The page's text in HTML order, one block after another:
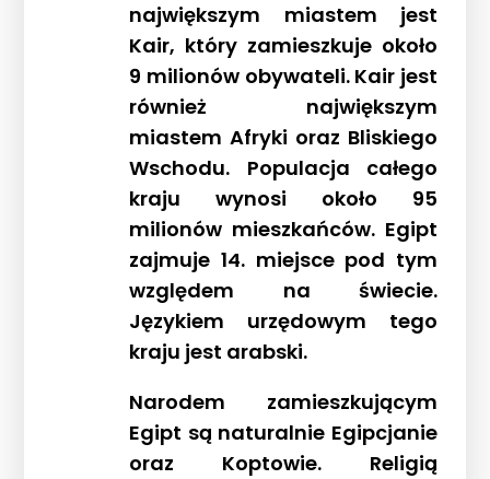
największym miastem jest
Kair, który zamieszkuje około
9 milionów obywateli. Kair jest
również największym
miastem Afryki oraz Bliskiego
Wschodu. Populacja całego
kraju wynosi około 95
milionów mieszkańców. Egipt
zajmuje 14. miejsce pod tym
względem na świecie.
Językiem urzędowym tego
kraju jest arabski.
Narodem zamieszkującym
Egipt są naturalnie Egipcjanie
oraz Koptowie. Religią